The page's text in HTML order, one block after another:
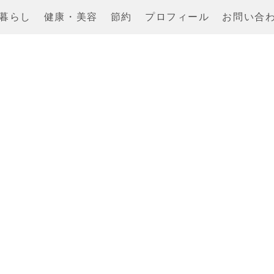
らし 健康・美容 節約 プロフィール お問い合